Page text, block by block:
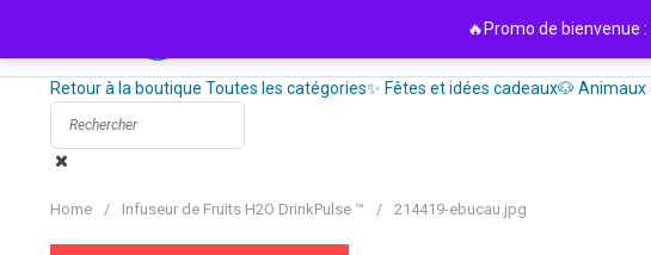
contenu
Retour à la boutique Toutes les catégories✨ Fêtes et idées cadeaux🐶 Animaux
Home / Infuseur de Fruits H2O DrinkPulse ™ / 214419-ebucau.jpg
🔥Promo de bienvenue :